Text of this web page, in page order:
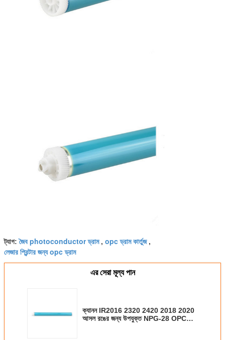
ট্যাগ:জৈব photoconductor ড্রাম, opc ড্রাম কার্তুজ,
লেজার প্রিন্টার জন্য opc ড্রাম
এর সেরা মূল্য পান
ক্যানন IR2016 2320 2420 2018 2020
আসল রঙের জন্য উপযুক্ত NPG-28 OPC